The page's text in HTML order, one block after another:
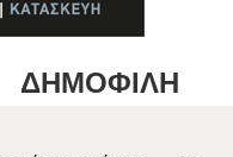
ΔΗΜΟΦΙΛΗ